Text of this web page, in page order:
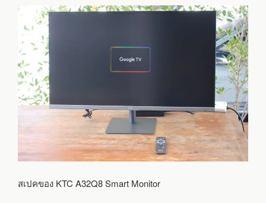
สเปคของ KTC A32Q8 Smart Monitor